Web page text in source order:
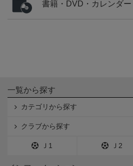
書籍・DVD・カレンダー
一覧から探す
カテゴリから探す
クラブから探す
Ｊ1 Ｊ2